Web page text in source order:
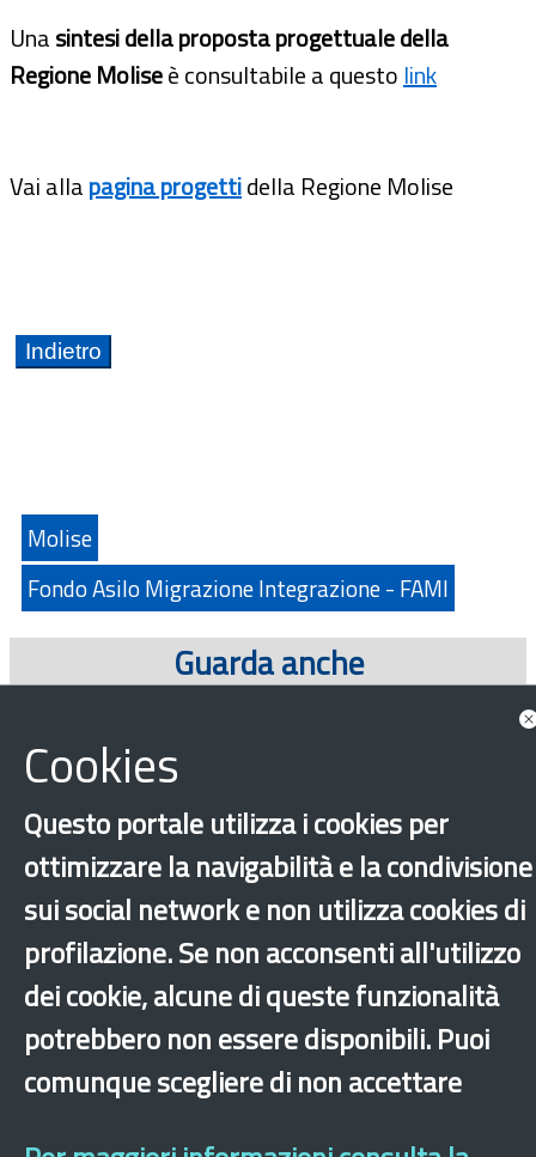
Unasintesi della proposta progettuale della
Regione Moliseè consultabile a questo link
Vai allapagina progettidella Regione Molise
Molise
Fondo Asilo Migrazione Integrazione - FAMI
Guarda anche
›×
Cookies
Questo portale utilizza i cookies per
ottimizzare la navigabilità e la condivisione
sui social network e non utilizza cookies di
profilazione. Se non acconsenti all'utilizzo
dei cookie, alcune di queste funzionalità
potrebbero non essere disponibili. Puoi
comunque scegliere di non accettare
Dichiarazione di accessibilità